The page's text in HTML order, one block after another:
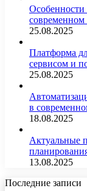
Особенности
современном
25.08.2025
Платформа
сервисом и
25.08.2025
в
18.08.2025
Актуальные
13.08.2025
Последние записи